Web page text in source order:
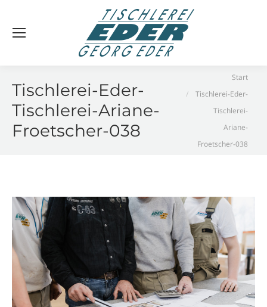
Tischlerei-Eder-
Tischlerei-Ariane-
Froetscher-038
Sie befinden sich hier:
Start
Tischlerei-Eder-
Tischlerei-
Ariane-
Froetscher-038